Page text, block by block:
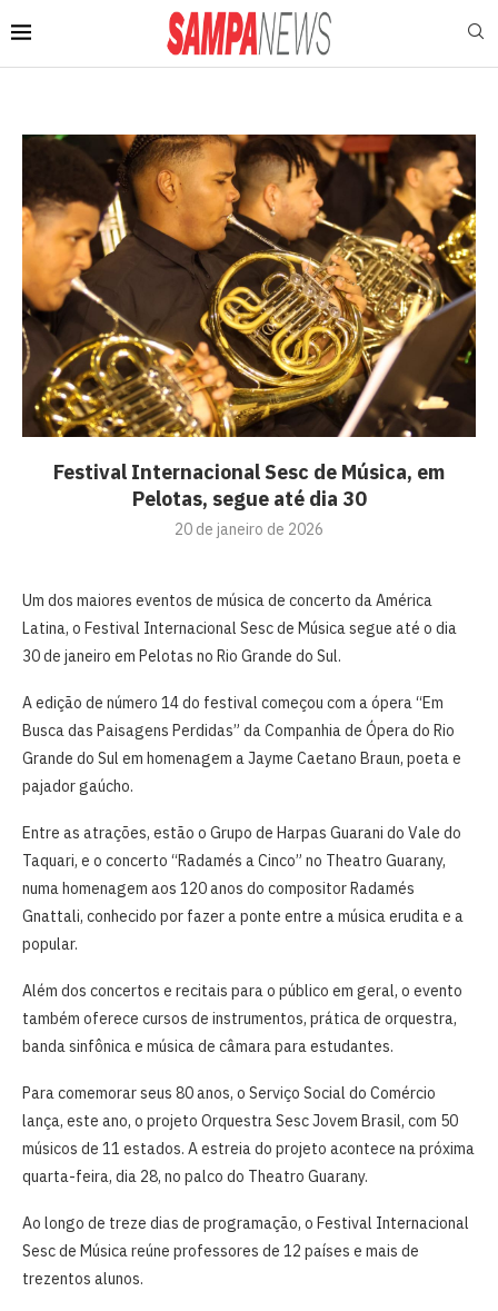
Festival Internacional Sesc de Música, em
Pelotas, segue até dia 30
20 de janeiro de 2026
Um dos maiores eventos de música de concerto da América
Latina, o Festival Internacional Sesc de Música segue até o dia
30 de janeiro em Pelotas no Rio Grande do Sul.
A edição de número 14 do festival começou com a ópera “Em
Busca das Paisagens Perdidas” da Companhia de Ópera do Rio
Grande do Sul em homenagem a Jayme Caetano Braun, poeta e
pajador gaúcho.
Entre as atrações, estão o Grupo de Harpas Guarani do Vale do
Taquari, e o concerto “Radamés a Cinco” no Theatro Guarany,
numa homenagem aos 120 anos do compositor Radamés
Gnattali, conhecido por fazer a ponte entre a música erudita e a
popular.
Além dos concertos e recitais para o público em geral, o evento
também oferece cursos de instrumentos, prática de orquestra,
banda sinfônica e música de câmara para estudantes.
Para comemorar seus 80 anos, o Serviço Social do Comércio
lança, este ano, o projeto Orquestra Sesc Jovem Brasil, com 50
músicos de 11 estados. A estreia do projeto acontece na próxima
quarta-feira, dia 28, no palco do Theatro Guarany.
Ao longo de treze dias de programação, o Festival Internacional
Sesc de Música reúne professores de 12 países e mais de
trezentos alunos.